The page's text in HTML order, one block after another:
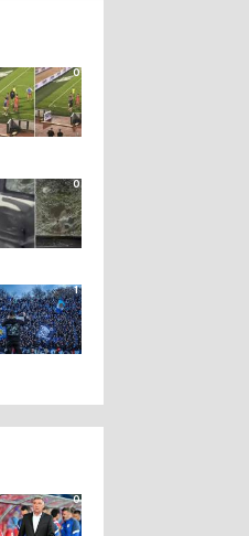
0
0
1
0